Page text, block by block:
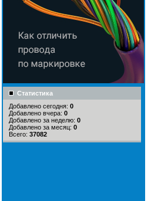
Статистика
Добавлено сегодня: 0
Добавлено вчера: 0
Добавлено за неделю: 0
Добавлено за месяц: 0
Всего: 37082